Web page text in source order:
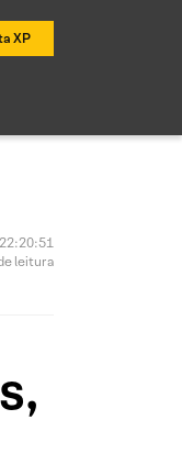
XP
leitura